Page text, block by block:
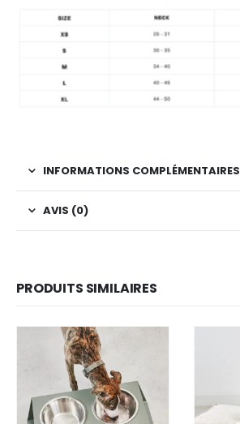
INFORMATIONS COMPLÉMENTAIRES
AVIS (0)
PRODUITS SIMILAIRES